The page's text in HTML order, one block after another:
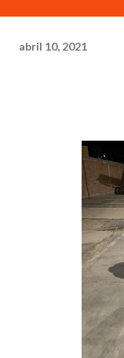
abril 10, 2021